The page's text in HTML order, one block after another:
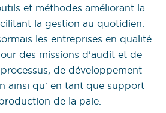
et méthodes améliorant la
la gestion au quotidien.
les entreprises en qualité
des missions d'audit et de
de développement
ainsi qu' en tant que support
de la paie.